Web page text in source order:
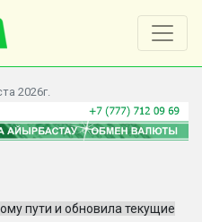
2026г.
пути и обновила текущие